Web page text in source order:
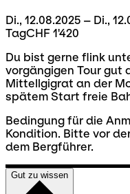
Di., 12.08.2025 – Di.,
TagCHF 1'420
Du bist gerne flink
vorgängigen Tour gut
Mittellgigrat an der
spätem Start freie
Bedingung für die
Kondition. Bitte vor
dem Bergführer.
Gut zu wissen